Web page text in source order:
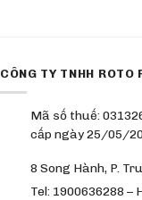
CÔNG TY TNHH
Mã số thuế:
cấp ngày 25/05/
8 Song Hành, P.
Tel: 1900636288 –